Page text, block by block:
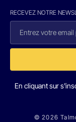
RECEVEZ NOTRE
En cliquant sur
© 2026